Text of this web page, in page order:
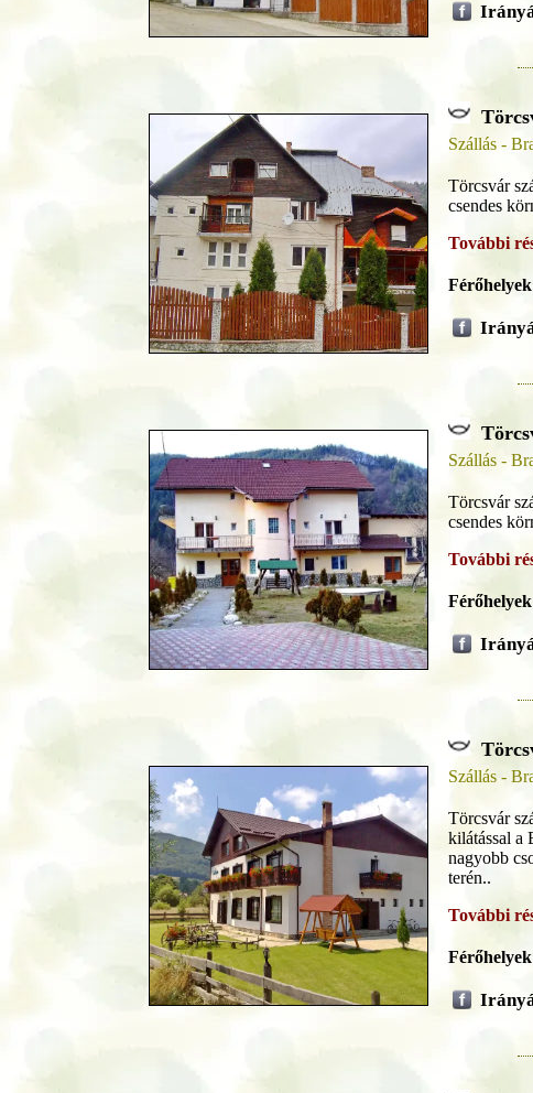
Szállás -
Törcsvár
csendes
További
Férőhelyek
Szállás -
Törcsvár
csendes
További
Férőhelyek
Szállás -
Törcsvár
kilátással a
nagyobb
terén..
További
Férőhelyek